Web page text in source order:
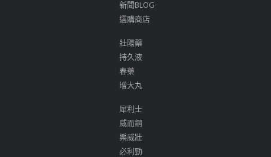
新聞BLOG
選購商店
壯陽藥
持久液
春藥
增大丸
犀利士
威而鋼
樂威壯
必利勁